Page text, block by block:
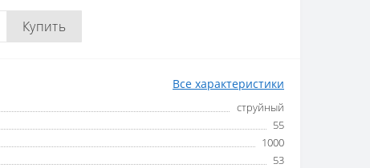
Купить
Все характеристики
струйный
55
1000
53